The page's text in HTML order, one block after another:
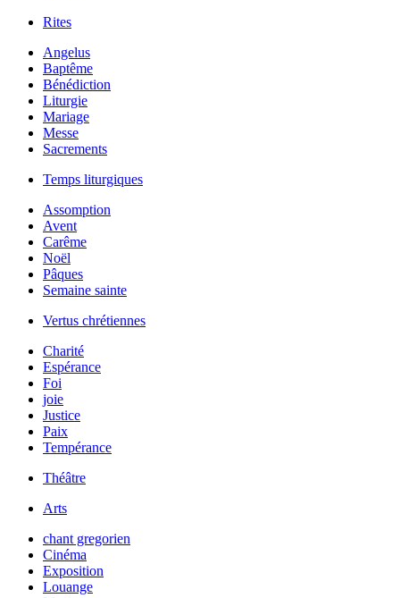
Rites
Angelus
Baptême
Bénédiction
Liturgie
Mariage
Messe
Sacrements
Temps liturgiques
Assomption
Avent
Carême
Noël
Pâques
Semaine sainte
Vertus chrétiennes
Charité
Espérance
Foi
joie
Justice
Paix
Tempérance
Théâtre
Arts
chant gregorien
Cinéma
Exposition
Louange